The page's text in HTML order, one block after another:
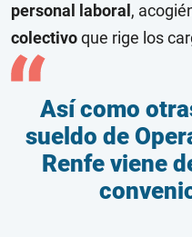
personal laboral ,
colectivoque rige los
Así como
sueldo de
Renfe viene